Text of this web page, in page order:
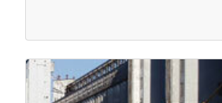
Meer informatie